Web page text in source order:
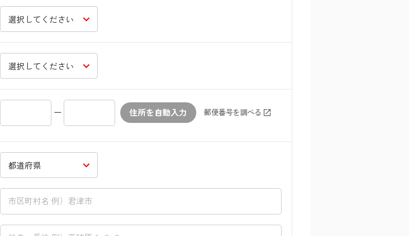
ー 住所を自動入力 郵便番号を調べる